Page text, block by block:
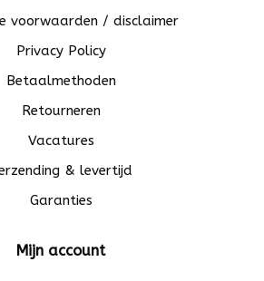
voorwaarden / disclaimer
Privacy Policy
Betaalmethoden
Retourneren
Vacatures
& levertijd
Garanties
Mijn account